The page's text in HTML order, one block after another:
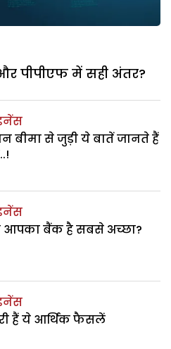
पीपीएफ में सही अंतर?
बीमा से जुड़ी ये बातें जानते हैं
आपका बैंक है सबसे अच्‍छा?
हैं ये आर्थिक फैसलें